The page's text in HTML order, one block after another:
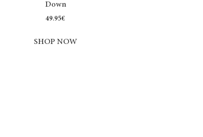
Down
49.95€
SHOP NOW